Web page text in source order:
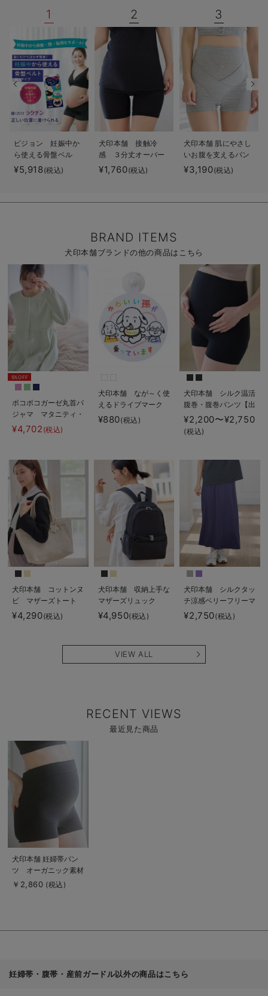
1
ピジョン 妊娠中か
ら使える骨盤ベル
ト 履くタイプ
¥5,918(税込)
2
犬印本舗 接触冷
感 ３分丈オーバー
パンツ
¥1,760(税込)
3
犬印本舗 肌にやさし
いお腹を支えるパン
ツ妊婦帯（オーガニ
ック）
¥3,190(税込)
BRAND ITEMS
犬印本舗ブランドの他の商品はこちら
5%OFF
ポコポコガーゼ丸首パ
ジャマ マタニティ・
授乳パジャマ【産後も
長く着れる】
ルシ）
¥4,702 (税込)
犬印本舗 なが～く使
えるドライブマーク
¥880(税込)
犬印本舗 シルク温活
腹巻・腹巻パンツ【出
産後も長く使える】
¥2,200〜¥2,750
(税込)
犬印本舗 コットンヌ
ビ マザーズトート
ポーチ付
¥4,290(税込)
犬印本舗 収納上手な
マザーズリュック
¥4,950(税込)
犬印本舗 シルクタッ
チ涼感ベリーフリーマ
キシスカート マタニ
ティ・産後【出産後も
¥2,750(税込)
VIEW ALL
RECENT VIEWS
最近見た商品
商
細
を
見
商
品
詳
を
犬印本舗 妊婦帯パン
ツ オーガニック素材
￥2,860 (税込)
妊婦帯・腹帯・産前ガードル以外の商品はこちら